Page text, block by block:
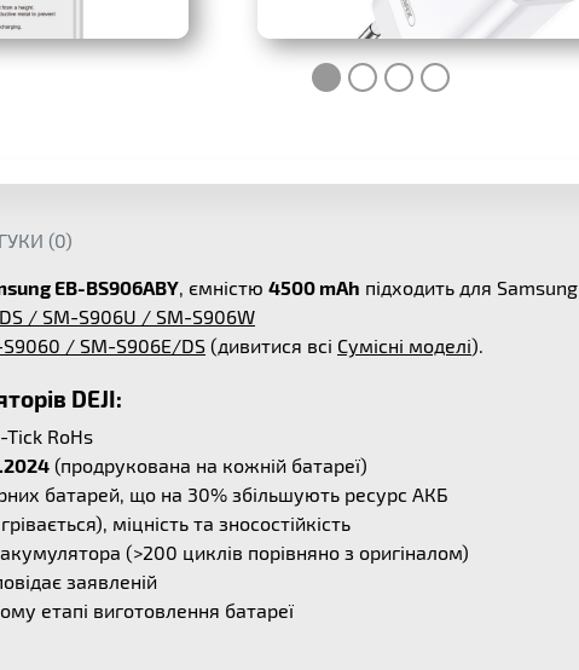
(0)
EB-BS906ABY, ємністю 4500 mAh підходить для Samsung
/ SM-S906U / SM-S906W
/ SM-S906E/DS (дивитися всі Сумісні моделі).
DEJI:
Tick RoHs
(продрукована на кожній батареї)
батарей, що на 30% збільшують ресурс АКБ
міцність та зносостійкість
(>200 циклів порівняно з оригіналом)
заявленій
етапі виготовлення батареї